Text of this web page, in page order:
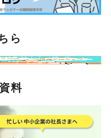
ら
料